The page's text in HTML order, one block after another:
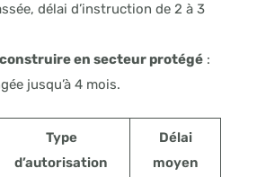
délai d’instruction de 2 à 3
construire en secteur protégé :
jusqu’à 4 mois.
Type
d’autorisation
Délai
moyen